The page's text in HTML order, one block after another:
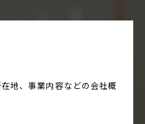
地、事業内容などの会社概